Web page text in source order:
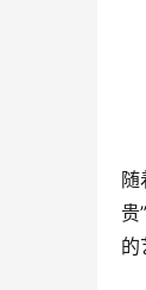
贵
的